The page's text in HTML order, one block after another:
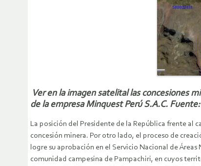
Ver en la imagen satelital las concesiones
de la empresa Minquest Perú S.A.C.
La posición del Presidente de la República frente al
concesión minera. Por otro lado, el proceso de
logre su aprobación en el Servicio Nacional de
comunidad campesina de Pampachiri, en cuyos